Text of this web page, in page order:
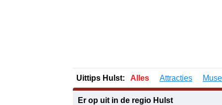
Uittips Hulst: Alles Attracties
Er op uit in de regio Hulst